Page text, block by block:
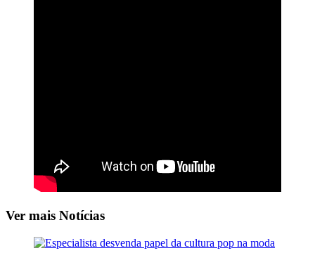
Ver mais Notícias